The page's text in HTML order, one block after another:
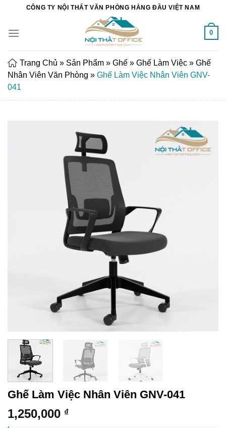
Chuyển
nội
CÔNG TY NỘI THẤT VĂN PHÒNG HÀNG ĐẦU VIỆT NAM
0
Trang Chủ » Sản Phẩm » Ghế » Ghế Làm Việc » Ghế
Nhân Viên Văn Phòng » Ghế Làm Việc Nhân Viên GNV-
041
Ghế Làm Việc Nhân Viên GNV-041
1,250,000 ₫